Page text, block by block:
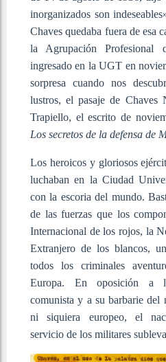
inorganizados son
Chaves quedaba fuera de esa
la Agrupación Profesional
ingresado en la UGT en
sorpresa cuando nos
lustros, el pasaje de Chaves
Trapiello, el escrito de
Los secretos de la defensa de
Los heroicos y gloriosos
luchaban en la Ciudad
con la escoria del mundo.
de las fuerzas que los
Internacional de los rojos, la
Extranjero de los blancos,
todos los criminales
Europa. En oposición a
comunista y a su barbarie del
ni siquiera europeo, el
servicio de los militares